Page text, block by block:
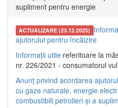
supliment pentru energie
ACTUALIZARE (23.12.2025)
ajutorului pentru încălzire
Informații utile referitoare la
nr. 226/2021 - consumatorul
Anunț privind acordarea
cu gaze naturale, energie
combustibili petrolieri și a